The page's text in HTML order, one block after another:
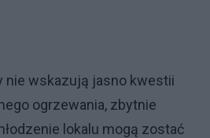
nie wskazują jasno kwestii
ogrzewania, zbytnie
lokalu mogą zostać